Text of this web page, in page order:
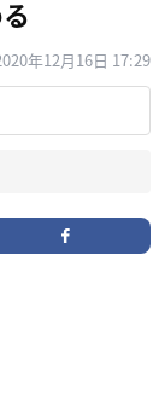
年12月16日 17:29